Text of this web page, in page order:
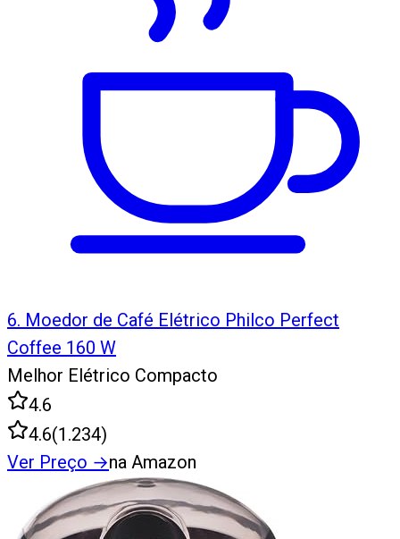
6. Moedor de Café Elétrico Philco Perfect
Coffee 160 W
Melhor Elétrico Compacto
4.6
4.6(1.234)
Ver Preço →na Amazon